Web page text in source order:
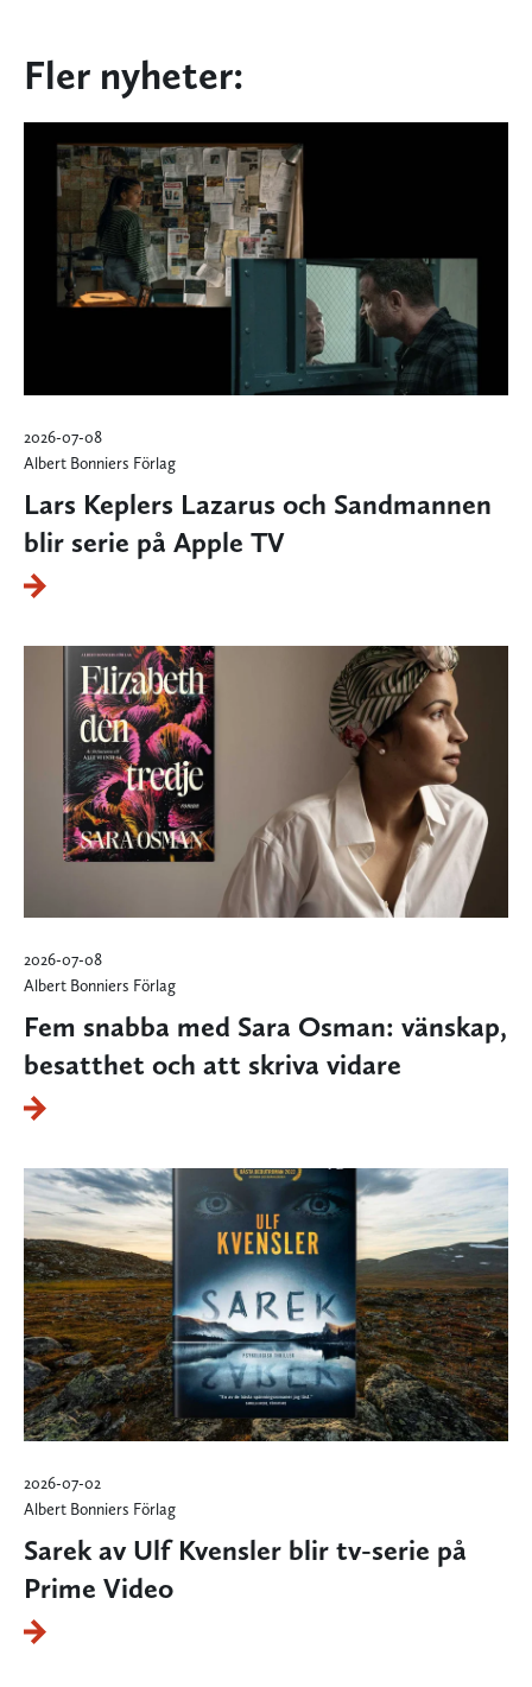
Fler nyheter:
2026-07-08
Albert Bonniers Förlag
Lars Keplers Lazarus och Sandmannen
blir serie på Apple TV
2026-07-08
Albert Bonniers Förlag
Fem snabba med Sara Osman: vänskap,
besatthet och att skriva vidare
2026-07-02
Albert Bonniers Förlag
Sarek av Ulf Kvensler blir tv-serie på
Prime Video